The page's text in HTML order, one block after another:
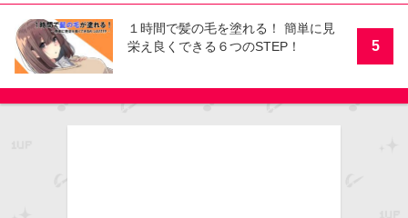
１時間で髪の毛を塗れる！ 簡単に見
栄え良くできる６つのSTEP！
5